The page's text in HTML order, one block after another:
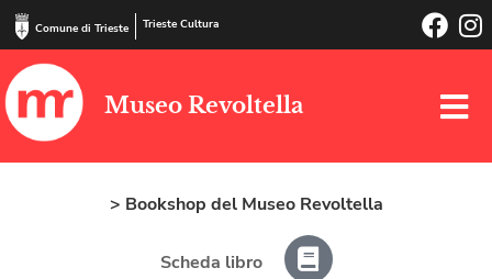
Comune di Trieste Trieste Cultura
Museo Revoltella
> Bookshop del Museo Revoltella
Scheda libro